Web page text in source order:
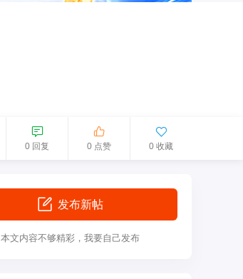
0 回复 0 点赞 0 收藏
发布新帖
本文内容不够精彩，我要自己发布